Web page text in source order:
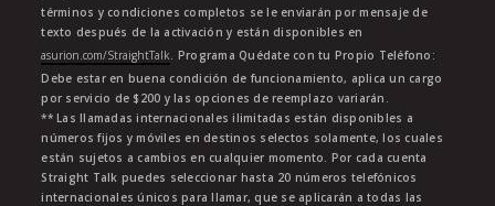
términos y condiciones completos se le enviarán por mensaje de
texto después de la activación y están disponibles en
asurion.com/StraightTalk . Programa Quédate con tu Propio Teléfono:
Debe estar en buena condición de funcionamiento, aplica un cargo
por servicio de $200 y las opciones de reemplazo variarán.
** Las llamadas internacionales ilimitadas están disponibles a
números fijos y móviles en destinos selectos solamente, los cuales
están sujetos a cambios en cualquier momento. Por cada cuenta
Straight Talk puedes seleccionar hasta 20 números telefónicos
internacionales únicos para llamar, que se aplicarán a todas las